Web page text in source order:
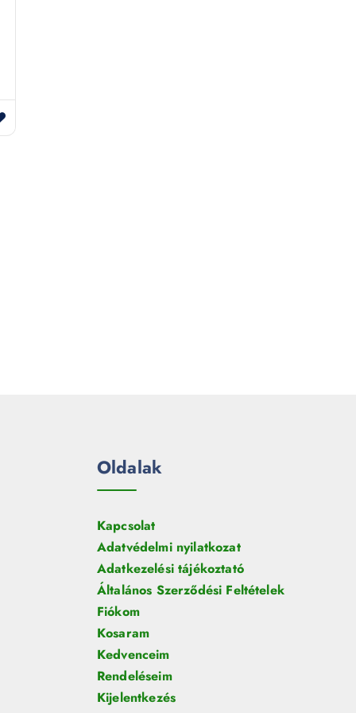
Oldalak
Kapcsolat
Adatvédelmi nyilatkozat
Adatkezelési tájékoztató
Általános Szerződési Feltételek
Fiókom
Kosaram
Kedvenceim
Rendeléseim
Kijelentkezés